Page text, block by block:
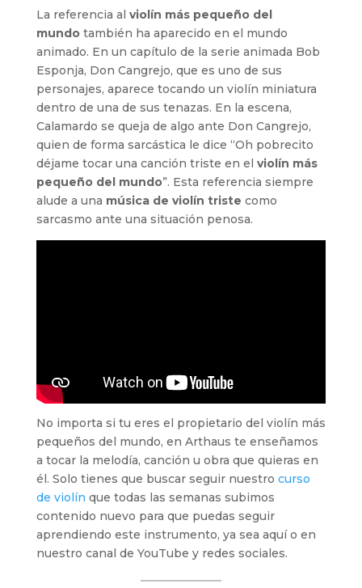
La referencia al violín más pequeño del
mundo también ha aparecido en el mundo
animado. En un capítulo de la serie animada Bob
Esponja, Don Cangrejo, que es uno de sus
personajes, aparece tocando un violín miniatura
dentro de una de sus tenazas. En la escena,
Calamardo se queja de algo ante Don Cangrejo,
quien de forma sarcástica le dice “Oh pobrecito
déjame tocar una canción triste en el violín más
pequeño del mundo”. Esta referencia siempre
alude a una música de violín triste como
sarcasmo ante una situación penosa.
No importa si tu eres el propietario del violín más
pequeños del mundo, en Arthaus te enseñamos
a tocar la melodía, canción u obra que quieras en
él. Solo tienes que buscar seguir nuestro curso
de violín que todas las semanas subimos
contenido nuevo para que puedas seguir
aprendiendo este instrumento, ya sea aquí o en
nuestro canal de YouTube y redes sociales.